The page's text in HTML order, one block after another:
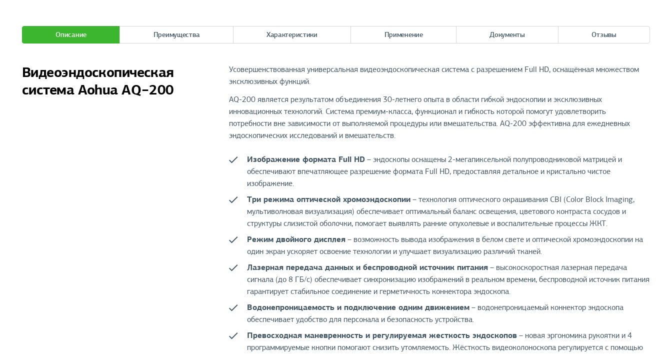
Описание Преимущества Характеристики Применение Документы Отзывы
Видеоэндоскопическая
система Aohua AQ−200
Усовершенствованная универсальная видеоэндоскопическая система с разрешением Full HD, оснащённая множеством
эксклюзивных функций.
AQ-200 является результатом объединения 30-летнего опыта в области гибкой эндоскопии и эксклюзивных
инновационных технологий. Система премиум-класса, функционал и гибкость которой помогут удовлетворить
потребности вне зависимости от выполняемой процедуры или вмешательства. AQ-200 эффективна для ежедневных
эндоскопических исследований и вмешательств.
Изображение формата Full HD – эндоскопы оснащены 2-мегапиксельной полупроводниковой матрицей и
обеспечивают впечатляющее разрешение формата Full HD, предоставляя детальное и кристально чистое
изображение.
Три режима оптической хромоэндоскопии – технология оптического окрашивания CBI (Color Block Imaging,
мультиволновая визуализация) обеспечивает оптимальный баланс освещения, цветового контраста сосудов и
структуры слизистой оболочки, помогает выявлять ранние опухолевые и воспалительные процессы ЖКТ.
Режим двойного дисплея – возможность вывода изображения в белом свете и оптической хромоэндоскопии на
один экран ускоряет освоение технологии и улучшает визуализацию различий тканей.
Лазерная передача данных и беспроводной источник питания – высокоскоростная лазерная передача
сигнала (до 8 ГБ/с) обеспечивает синхронизацию изображений в реальном времени, беспроводной источник питания
гарантирует стабильное соединение и герметичность коннектора эндоскопа.
Водонепроницаемость и подключение одним движением – водонепроницаемый коннектор эндоскопа
обеспечивает удобство для персонала и безопасность устройства.
Превосходная маневренность и регулируемая жесткость эндоскопов – новая эргономика рукоятки и 4
программируемые кнопки помогают снизить утомляемость. Жёсткость видеоколоноскопа регулируется с помощью